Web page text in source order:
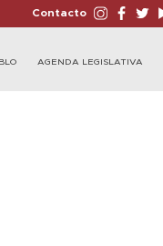
Contacto
AGENDA LEGISLATIVA